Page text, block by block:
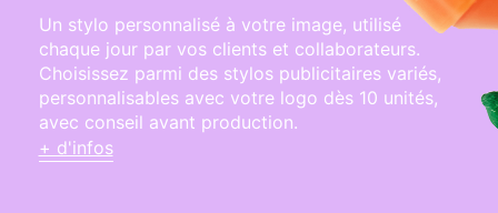
Un stylo personnalisé à votre image, utilisé
chaque jour par vos clients et collaborateurs.
Choisissez parmi des stylos publicitaires variés,
personnalisables avec votre logo dès 10 unités,
avec conseil avant production.
+ d'infos